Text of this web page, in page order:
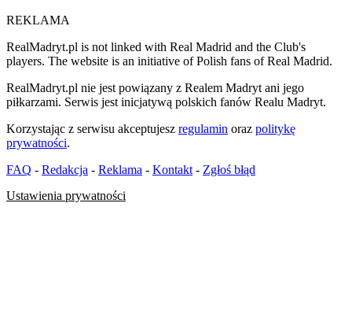
REKLAMA
RealMadryt.pl is not linked with Real Madrid and the Club's
players. The website is an initiative of Polish fans of Real Madrid.
RealMadryt.pl nie jest powiązany z Realem Madryt ani jego
piłkarzami. Serwis jest inicjatywą polskich fanów Realu Madryt.
Korzystając z serwisu akceptujesz regulamin oraz politykę
prywatności.
FAQ - Redakcja - Reklama - Kontakt - Zgłoś błąd
Ustawienia prywatności